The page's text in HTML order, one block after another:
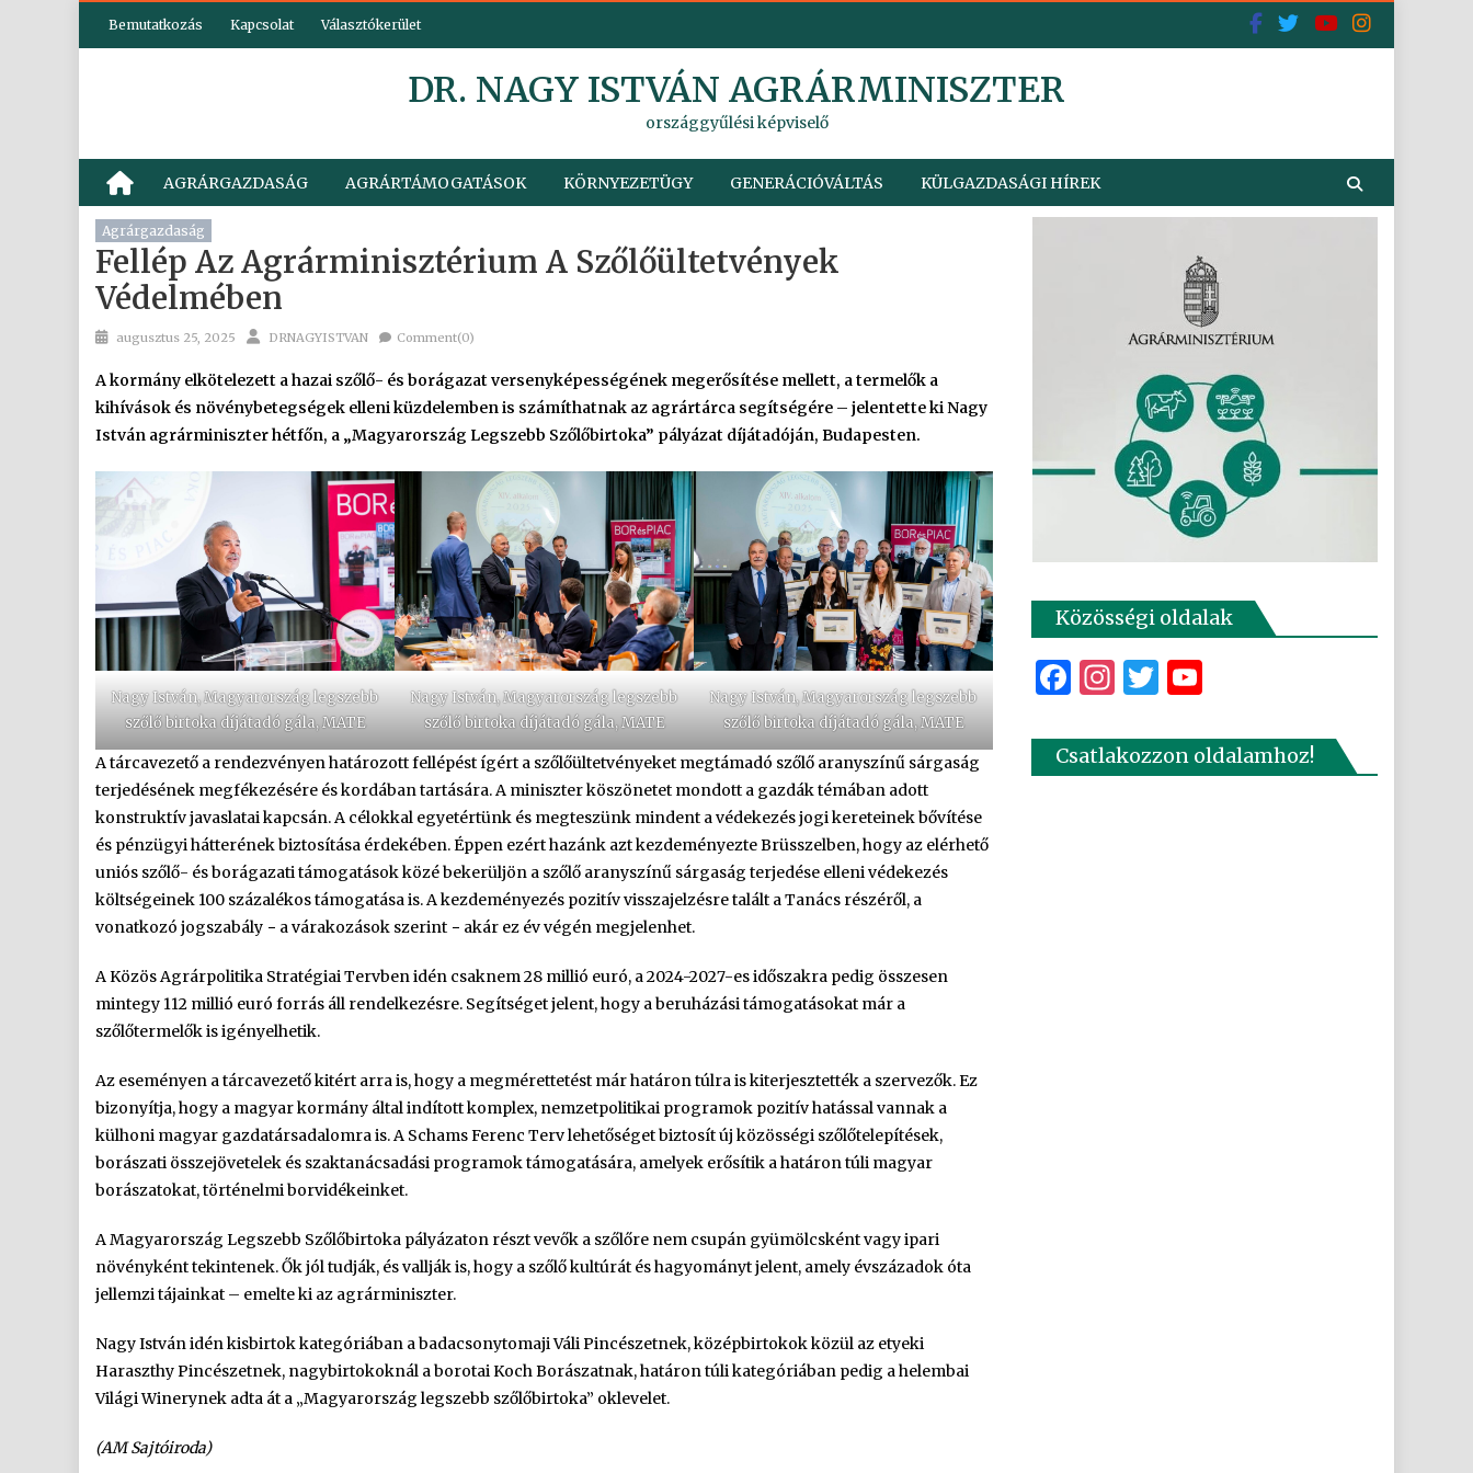
Bemutatkozás Kapcsolat Választókerület
DR. NAGY ISTVÁN AGRÁRMINISZTER
országgyűlési képviselő
AGRÁRGAZDASÁG AGRÁRTÁMOGATÁSOK KÖRNYEZETÜGY GENERÁCIÓVÁLTÁS KÜLGAZDASÁGI HÍREK
Agrárgazdaság
Fellép Az Agrárminisztérium A Szőlőültetvények
Védelmében
Posted
augusztus 25, 2025 Author
DRNAGYISTVAN Comment(0)
A kormány elkötelezett a hazai szőlő- és borágazat versenyképességének megerősítése mellett, a termelők a
kihívások és növénybetegségek elleni küzdelemben is számíthatnak az agrártárca segítségére – jelentette ki Nagy
István agrárminiszter hétfőn, a „Magyarország Legszebb Szőlőbirtoka” pályázat díjátadóján, Budapesten.
Nagy István, Magyarország legszebb
szőlő birtoka díjátadó gála, MATE
Nagy István, Magyarország legszebb
szőlő birtoka díjátadó gála, MATE
Nagy István, Magyarország legszebb
szőlő birtoka díjátadó gála, MATE
A tárcavezető a rendezvényen határozott fellépést ígért a szőlőültetvényeket megtámadó szőlő aranyszínű sárgaság
terjedésének megfékezésére és kordában tartására. A miniszter köszönetet mondott a gazdák témában adott
konstruktív javaslatai kapcsán. A célokkal egyetértünk és megteszünk mindent a védekezés jogi kereteinek bővítése
és pénzügyi hátterének biztosítása érdekében. Éppen ezért hazánk azt kezdeményezte Brüsszelben, hogy az elérhető
uniós szőlő- és borágazati támogatások közé bekerüljön a szőlő aranyszínű sárgaság terjedése elleni védekezés
költségeinek 100 százalékos támogatása is. A kezdeményezés pozitív visszajelzésre talált a Tanács részéről, a
vonatkozó jogszabály − a várakozások szerint − akár ez év végén megjelenhet.
A Közös Agrárpolitika Stratégiai Tervben idén csaknem 28 millió euró, a 2024-2027-es időszakra pedig összesen
mintegy 112 millió euró forrás áll rendelkezésre. Segítséget jelent, hogy a beruházási támogatásokat már a
szőlőtermelők is igényelhetik.
Az eseményen a tárcavezető kitért arra is, hogy a megmérettetést már határon túlra is kiterjesztették a szervezők. Ez
bizonyítja, hogy a magyar kormány által indított komplex, nemzetpolitikai programok pozitív hatással vannak a
külhoni magyar gazdatársadalomra is. A Schams Ferenc Terv lehetőséget biztosít új közösségi szőlőtelepítések,
borászati összejövetelek és szaktanácsadási programok támogatására, amelyek erősítik a határon túli magyar
borászatokat, történelmi borvidékeinket.
A Magyarország Legszebb Szőlőbirtoka pályázaton részt vevők a szőlőre nem csupán gyümölcsként vagy ipari
növényként tekintenek. Ők jól tudják, és vallják is, hogy a szőlő kultúrát és hagyományt jelent, amely évszázadok óta
jellemzi tájainkat – emelte ki az agrárminiszter.
Nagy István idén kisbirtok kategóriában a badacsonytomaji Váli Pincészetnek, középbirtokok közül az etyeki
Haraszthy Pincészetnek, nagybirtokoknál a borotai Koch Borászatnak, határon túli kategóriában pedig a helembai
Világi Winerynek adta át a „Magyarország legszebb szőlőbirtoka” oklevelet.
(AM Sajtóiroda)
Közösségi oldalak
Facebook
Instagram
Twitter
Csatlakozzon oldalamhoz!